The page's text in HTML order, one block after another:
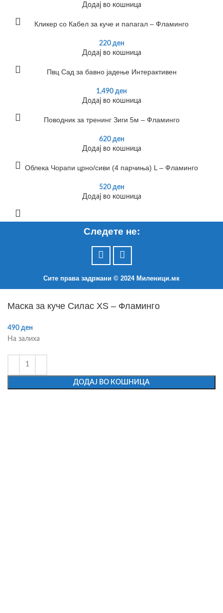
Додај во кошница
Кликер со Кабел за куче и папагал – Фламинго
220 ден
Додај во кошница
Пвц Сад за бавно јадење Интерактивен
1,490 ден
Додај во кошница
Поводник за тренинг Зиги 5м – Фламинго
620 ден
Додај во кошница
Облека Чорапи црно/сиви (4 парчиња) L – Фламинго
520 ден
Додај во кошница
Следете не:
Сите права задржани © 2024 Mиленици.мк
Маска за куче Силас XS – Фламинго
490 ден
На залиха
ДОДАЈ ВО КОШНИЦА